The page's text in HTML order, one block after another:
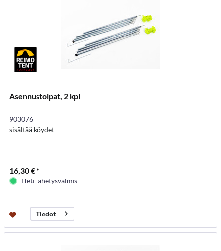
Asennustolpat, 2 kpl
903076
sisältää köydet
16,30 € *
Heti lähetysvalmis
Tiedot